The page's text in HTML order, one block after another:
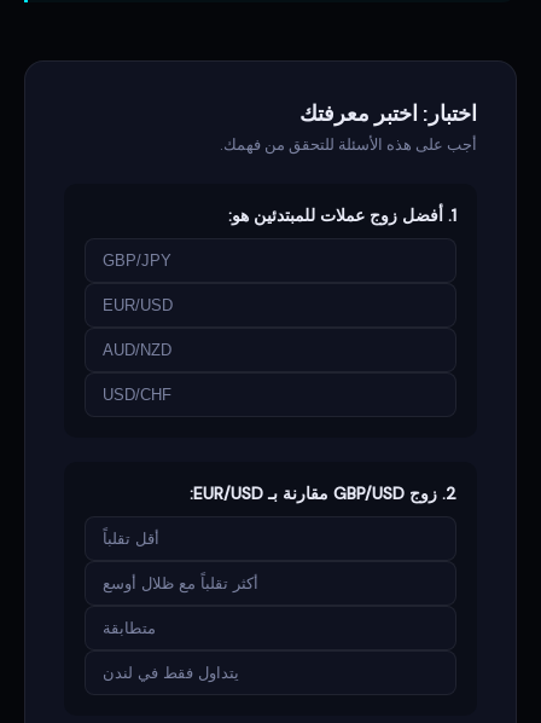
اختبار: اختبر معرفتك
أجب على هذه الأسئلة للتحقق من فهمك.
1. أفضل زوج عملات للمبتدئين هو:
GBP/JPY
EUR/USD
AUD/NZD
USD/CHF
2. زوج GBP/USD مقارنة بـ EUR/USD:
أقل تقلباً
أكثر تقلباً مع ظلال أوسع
متطابقة
يتداول فقط في لندن